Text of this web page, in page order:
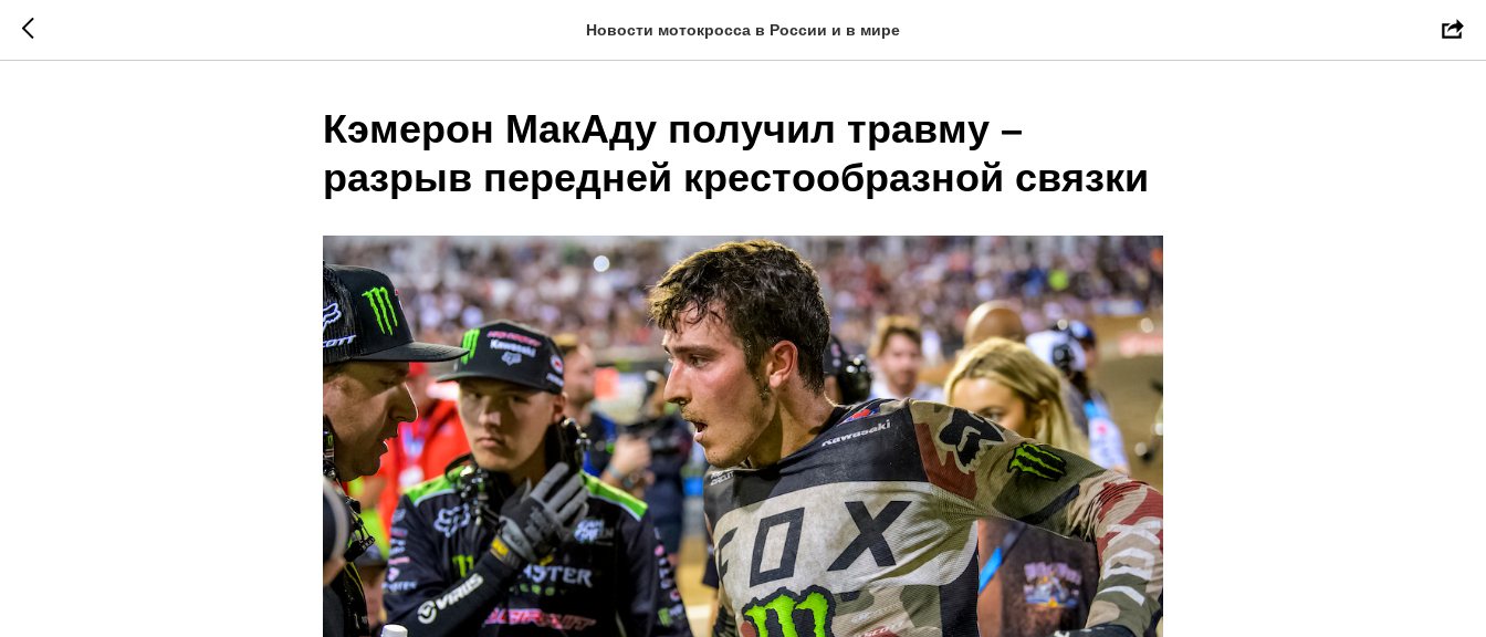
Новости мотокросса в России и в мире
Кэмерон МакАду получил травму –
разрыв передней крестообразной связки